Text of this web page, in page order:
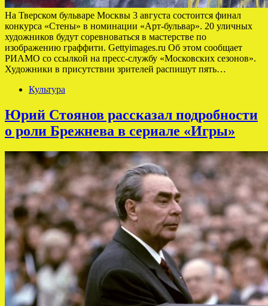
На Тверском бульваре Москвы 3 августа состоится финал
конкурса «Стены» в номинации «Арт-бульвар». 20 уличных
художников будут соревноваться в мастерстве по
изображению граффити. Gettyimages.ru Об этом сообщает
РИАМО со ссылкой на пресс-службу «Московских сезонов».
Художники в присутствии зрителей распишут пять…
Культура
Юрий Стоянов рассказал подробности
о роли Брежнева в сериале «Игры»